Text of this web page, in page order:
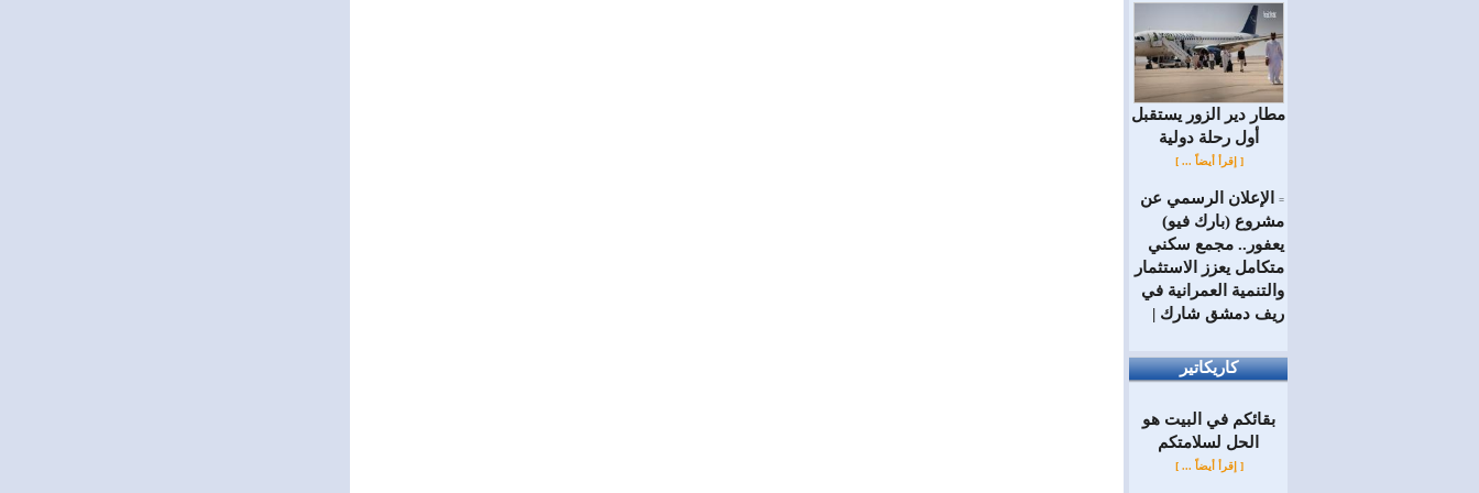
مطار دير الزور يستقبل
أول رحلة دولية
[ إقرأ أيضاً ... ]
=
الإعلان الرسمي عن
مشروع (بارك فيو)
يعفور.. مجمع سكني
متكامل يعزز الاستثمار
والتنمية العمرانية في
ريف دمشق شارك |
كاريكاتير
بقائكم في البيت هو
الحل لسلامتكم
[ إقرأ أيضاً ... ]